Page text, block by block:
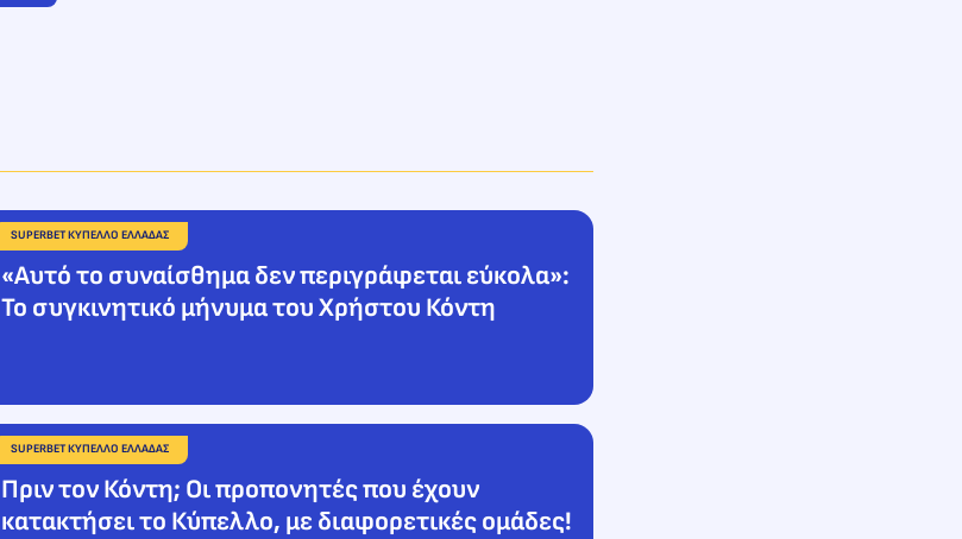
SUPERBET ΚΥΠΕΛΛΟ ΕΛΛΑΔΑΣ
«Αυτό το συναίσθημα δεν περιγράφεται εύκολα»:
Το συγκινητικό μήνυμα του Χρήστου Κόντη
SUPERBET ΚΥΠΕΛΛΟ ΕΛΛΑΔΑΣ
Πριν τον Κόντη; Οι προπονητές που έχουν
κατακτήσει το Κύπελλο, με διαφορετικές ομάδες!